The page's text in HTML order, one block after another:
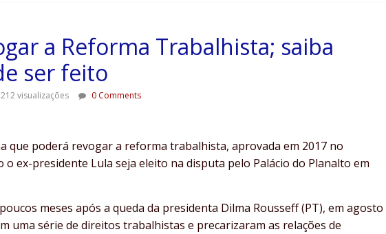
a Reforma Trabalhista; saiba
ser feito
212 visualizações 0 Comments
que poderá revogar a reforma trabalhista, aprovada em 2017 no
o ex-presidente Lula seja eleito na disputa pelo Palácio do Planalto em
meses após a queda da presidenta Dilma Rousseff (PT), em agosto
uma série de direitos trabalhistas e precarizaram as relações de